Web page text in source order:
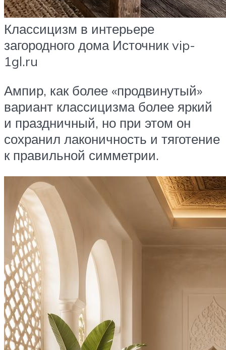
Классицизм в интерьере
загородного дома Источник vip-
1gl.ru
Ампир, как более «продвинутый»
вариант классицизма более яркий
и праздничный, но при этом он
сохранил лаконичность и тяготение
к правильной симметрии.